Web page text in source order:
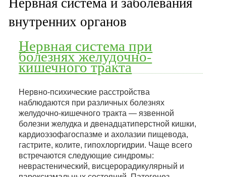
внутренних органов
Нервная система при
болезнях желудочно-
кишечного тракта
Нервно-психические расстройства
наблюдаются при различных болезнях
желудочно-кишечного тракта — язвенной
болезни желудка и двенадцатиперстной кишки,
кардиоэзофагоспазме и ахолазии пищевода,
гастрите, колите, гипохлоргидрии. Чаще всего
встречаются следующие синдромы:
неврастенический, висцерорадикулярный и